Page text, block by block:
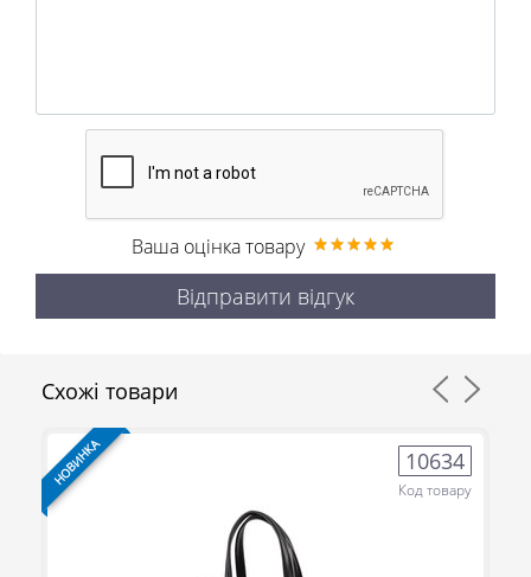
Ваша оцінка товару
Відправити відгук
Схожі товари
НОВИНКА 10634
Код товару